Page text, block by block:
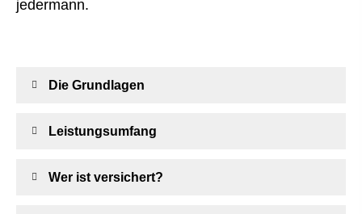
jedermann.
Die Grundlagen
Leistungsumfang
Wer ist versichert?